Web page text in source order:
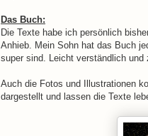
Das Buch:
Die Texte habe ich persönlich
Anhieb. Mein Sohn hat das Buch
super sind. Leicht verständlich und
Auch die Fotos und Illustrationen
dargestellt und lassen die Texte